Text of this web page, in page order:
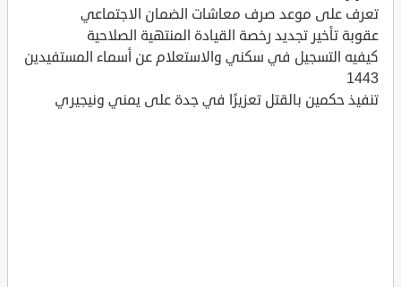
تعرف على موعد صرف معاشات الضمان الاجتماعي
عقوبة تأخير تجديد رخصة القيادة المنتهية الصلاحية
كيفيه التسجيل في سكني والاستعلام عن أسماء المستفيدين
1443
تنفيذ حكمين بالقتل تعزيرًا في جدة على يمني ونيجيري